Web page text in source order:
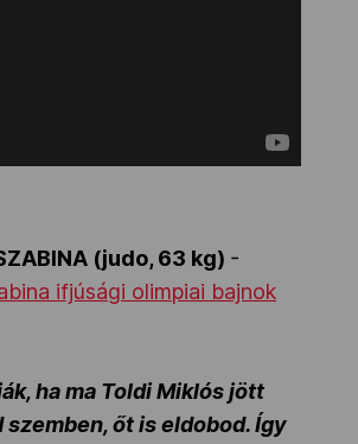
(judo, 63 kg) -
ifjúsági olimpiai bajnok
ha ma Toldi Miklós jött
szemben, őt is eldobod. Így